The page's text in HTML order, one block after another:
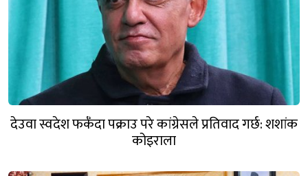
देउवा स्वदेश फर्कँदा पक्राउ परे कांग्रेसले प्रतिवाद गर्छ: शशांक
कोइराला